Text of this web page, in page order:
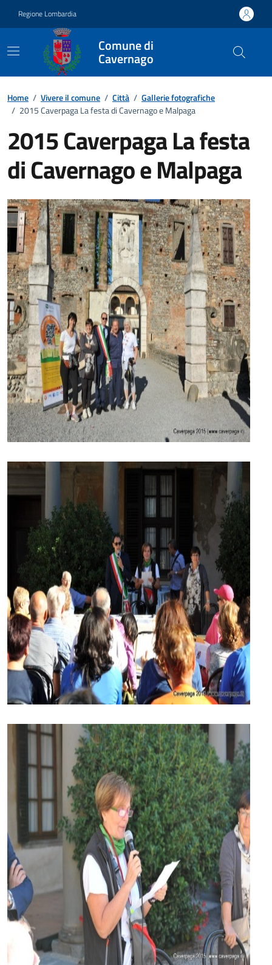
Regione Lombardia
Comune di
Cavernago
Home / Vivere il comune / Città / Gallerie fotografiche
/ 2015 Caverpaga La festa di Cavernago e Malpaga
2015 Caverpaga La festa
di Cavernago e Malpaga